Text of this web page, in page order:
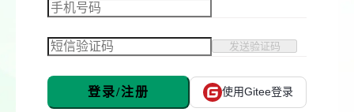
发送验证码
登录/注册 使用Gitee登录